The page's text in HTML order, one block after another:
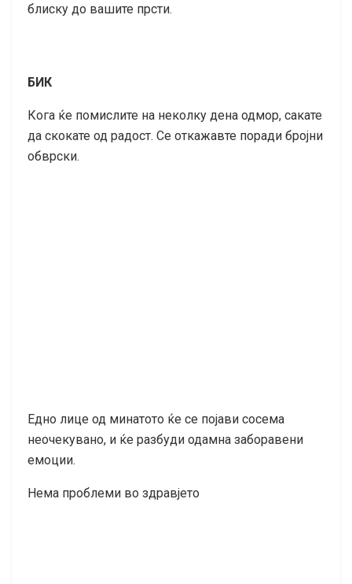
блиску до вашите прсти.
БИК
Кога ќе помислите на неколку дена одмор, сакате
да скокате од радост. Се откажавте поради бројни
обврски.
Едно лице од минатото ќе се појави сосема
неочекувано, и ќе разбуди одамна заборавени
емоции.
Нема проблеми во здравјето